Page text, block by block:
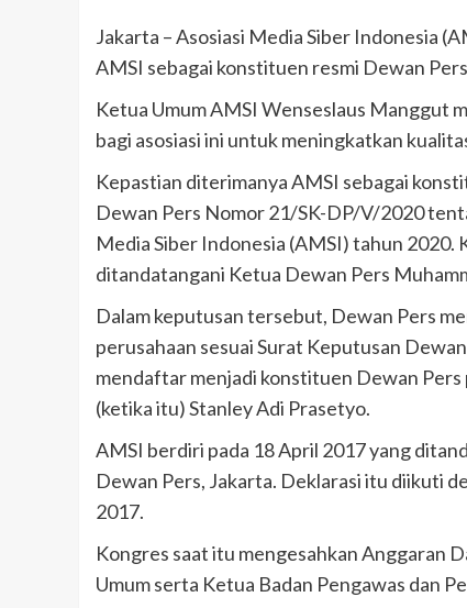
Jakarta – Asosiasi Media Siber Indonesia
AMSI sebagai konstituen resmi Dewan
Ketua Umum AMSI Wenseslaus Manggut
bagi asosiasi ini untuk meningkatkan
Kepastian diterimanya AMSI sebagai
Dewan Pers Nomor 21/SK-DP/V/2020
Media Siber Indonesia (AMSI) tahun
ditandatangani Ketua Dewan Pers
Dalam keputusan tersebut, Dewan Pers
perusahaan sesuai Surat Keputusan
mendaftar menjadi konstituen Dewan
(ketika itu) Stanley Adi Prasetyo.
AMSI berdiri pada 18 April 2017 yang
Dewan Pers, Jakarta. Deklarasi itu diikuti
2017.
Kongres saat itu mengesahkan Anggaran
Umum serta Ketua Badan Pengawas dan